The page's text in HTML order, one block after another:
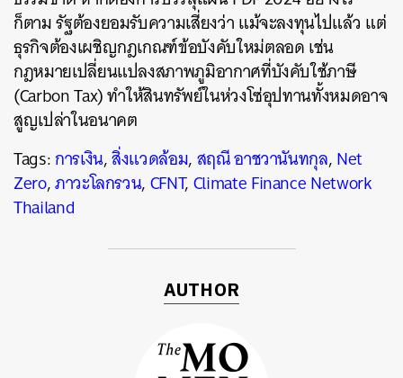
ก็ตาม รัฐต้องยอมรับความเสี่ยงว่า แม้จะลงทุนไปแล้ว แต่
ธุรกิจต้องเผชิญกฎเกณฑ์ข้อบังคับใหม่ตลอด เช่น
กฎหมายเปลี่ยนแปลงสภาพภูมิอากาศที่บังคับใช้ภาษี
(Carbon Tax) ทำให้สินทรัพย์ในห่วงโซ่อุปทานทั้งหมดอาจ
สูญเปล่าในอนาคต
Tags:การเงิน,สิ่งแวดล้อม,สฤณี อาชวานันทกุล,Net
Zero,ภาวะโลกรวน,CFNT,Climate Finance Network
Thailand
AUTHOR